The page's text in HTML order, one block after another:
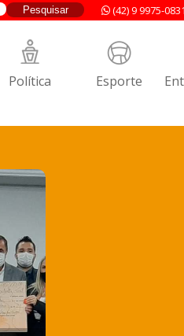
(42) 9 9975-0831
Política Esporte